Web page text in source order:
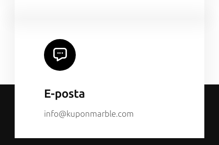
E-posta
info@kuponmarble.com